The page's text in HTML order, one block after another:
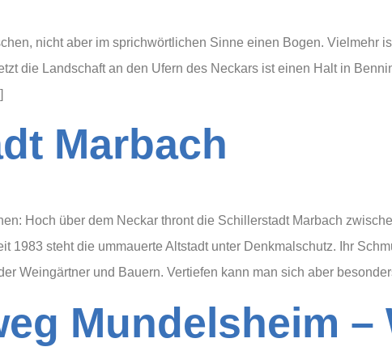
nicht aber im sprichwörtlichen Sinne einen Bogen. Vielmehr
die Landschaft an den Ufern des Neckars ist einen Halt in
Marbach
Hoch über dem Neckar thront die Schillerstadt Marbach
1983 steht die ummauerte Altstadt unter Denkmalschutz. Ihr
Weingärtner und Bauern. Vertiefen kann man sich aber
‮–‬ Wanderung